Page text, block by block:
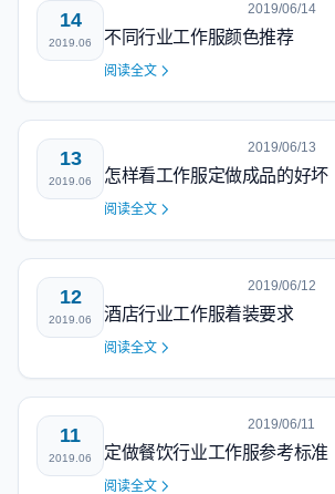
14
2019.06
2019/06/14
不同行业工作服颜色推荐
阅读全文
13
2019.06
2019/06/13
怎样看工作服定做成品的好坏
阅读全文
12
2019.06
2019/06/12
酒店行业工作服着装要求
阅读全文
11
2019.06
2019/06/11
定做餐饮行业工作服参考标准
阅读全文